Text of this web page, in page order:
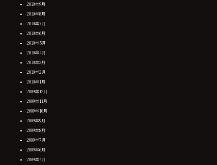
2010年9月
2010年8月
2010年7月
2010年6月
2010年5月
2010年4月
2010年3月
2010年2月
2010年1月
2009年12月
2009年11月
2009年10月
2009年9月
2009年8月
2009年7月
2009年6月
2009年4月